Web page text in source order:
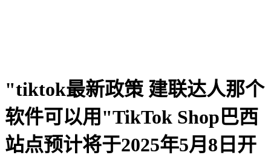
"tiktok最新政策 建联达人那个
软件可以用"TikTok Shop巴西
站点预计将于2025年5月8日开